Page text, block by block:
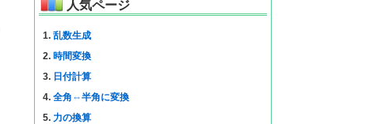
人気ページ
1. 乱数生成
2. 時間変換
3. 日付計算
4. 全角⇔半角に変換
5. 力の換算